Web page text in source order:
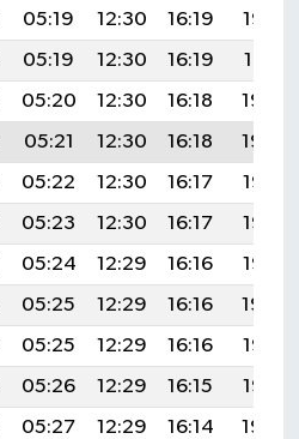
05:19 12:30 16:19
19:32
05:19 12:30 16:19
19:31
05:20 12:30 16:18
19:30
05:21 12:30 16:18
19:29
05:22 12:30 16:17
19:28
05:23 12:30 16:17
19:26
05:24 12:29 16:16
19:25
05:25 12:29 16:16
19:24
05:25 12:29 16:16
19:23
05:26 12:29 16:15
19:22
05:27 12:29 16:14
19:20